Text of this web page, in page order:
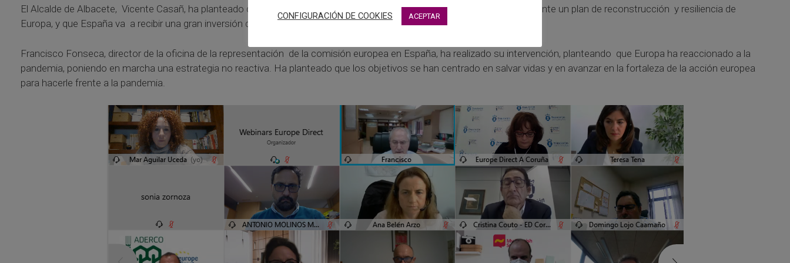
El Alcalde de Albacete, Vicente Casañ, ha planteado que la Red Europa Direct cumple 15 años de vigencia, que estamos ante un plan de reconstrucción y resiliencia de
Europa, y que España va a recibir una gran inversión de liquidez por ello.
Francisco Fonseca, director de la oficina de la representación de la comisión europea en España, ha realizado su intervención, planteando que Europa ha reaccionado a la
pandemia, poniendo en marcha una estrategia no reactiva. Ha planteado que los objetivos se han centrado en salvar vidas y en avanzar en la fortaleza de la acción europea
para hacerle frente a la pandemia.
CONFIGURACIÓN DE COOKIES ACEPTAR